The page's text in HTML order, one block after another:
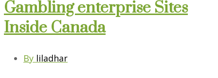
Gambling enterprise Sites
Inside Canada
By liladhar